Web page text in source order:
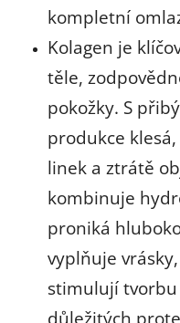
kompletní
Kolagen je
těle,
pokožky. S
produkce
linek a ztrátě
kombinuje
proniká
vyplňuje
stimulují tvorbu
důležitých